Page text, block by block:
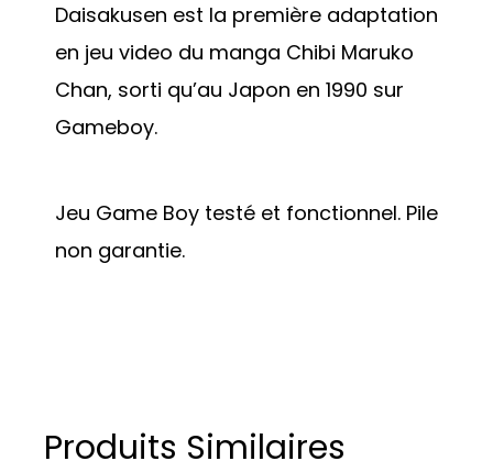
Daisakusen est la première adaptation
en jeu video du manga Chibi Maruko
Chan, sorti qu’au Japon en 1990 sur
Gameboy.
Jeu Game Boy testé et fonctionnel. Pile
non garantie.
Produits Similaires